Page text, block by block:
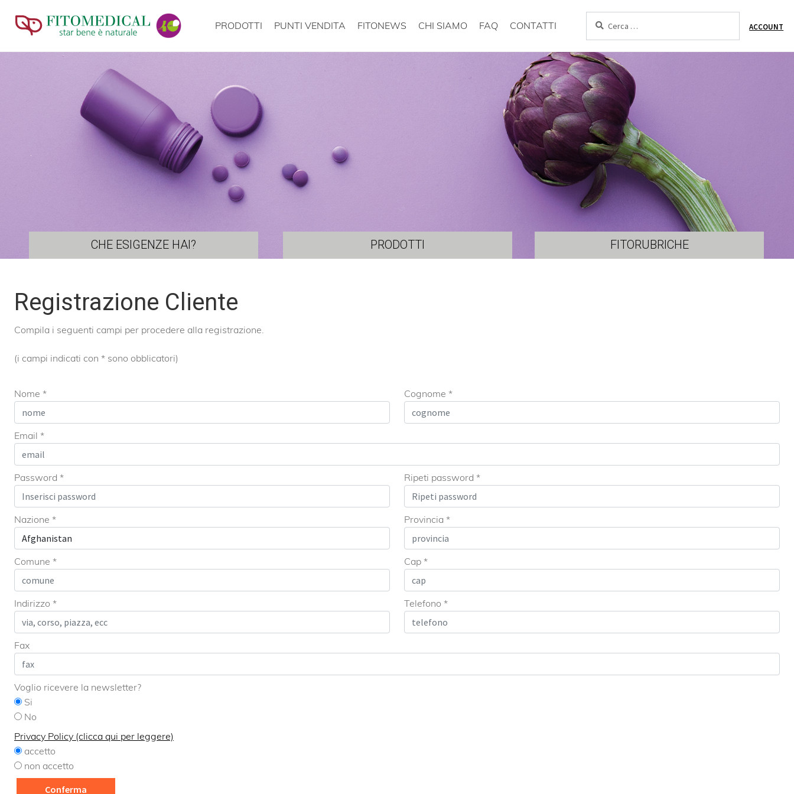
PRODOTTI PUNTI VENDITA FITONEWS CHI SIAMO FAQ CONTATTI ACCOUNT
CHE ESIGENZE HAI? FITORUBRICHE
PRODOTTI
Registrazione Cliente
Compila i seguenti campi per procedere alla registrazione.
(i campi indicati con * sono obblicatori)
Nome * Cognome *
Email *
Password * Ripeti password *
Nazione * Provincia *
Comune * Cap *
Indirizzo * Telefono *
Fax
Voglio ricevere la newsletter?
Si
No
Privacy Policy (clicca qui per leggere)
accetto
non accetto
Conferma